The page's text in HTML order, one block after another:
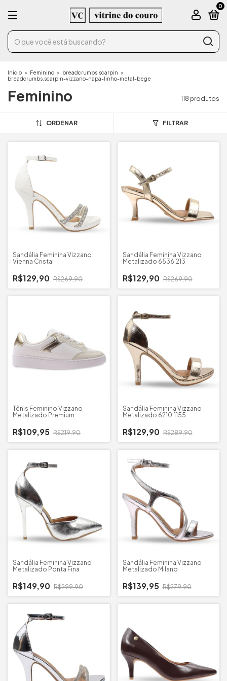
0
Início > Feminino > breadcrumbs.scarpin >
breadcrumbs.scarpin-vizzano-napa-linho-metal-bege
Feminino 118 produtos
ORDENAR FILTRAR
Sandália Feminina Vizzano
Vienna Cristal
R$129,90 R$269,90
Sandália Feminina Vizzano
Metalizado 6536.213
R$129,90 R$269,90
Tênis Feminino Vizzano
Metalizado Premium
R$109,95 R$219,90
Sandália Feminina Vizzano
Metalizado 6210.1155
R$129,90 R$289,90
Sandália Feminina Vizzano
Metalizado Ponta Fina
R$149,90 R$299,90
Sandália Feminina Vizzano
Metalizado Milano
R$139,95 R$279,90